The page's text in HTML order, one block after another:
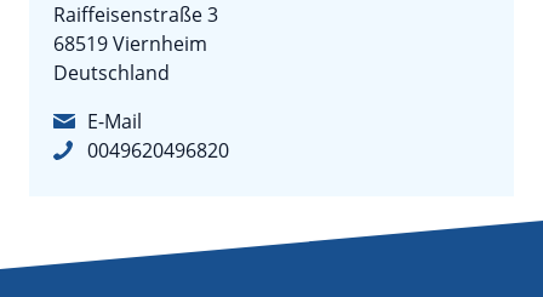
Raiffeisenstraße 3
68519 Viernheim
Deutschland
E-Mail
0049620496820